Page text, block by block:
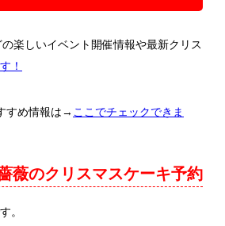
楽しいイベント開催情報や最新クリス
！
すめ情報は→ ここでチェックできま
薇のクリスマスケーキ予約
。